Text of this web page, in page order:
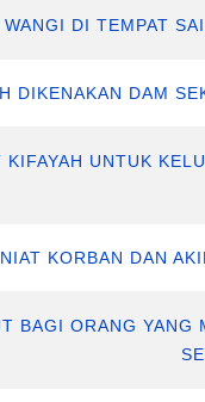
DI TEMPAT
DAM
UNTUK
KORBAN DAN
BAGI ORANG YANG